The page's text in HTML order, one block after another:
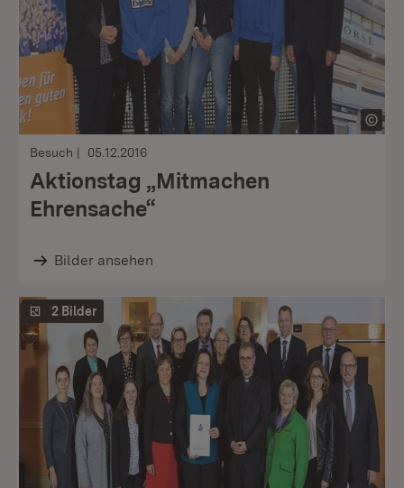
Besuch 05.12.2016
Aktionstag „Mitmachen
Ehrensache“
Bilder ansehen
2 Bilder